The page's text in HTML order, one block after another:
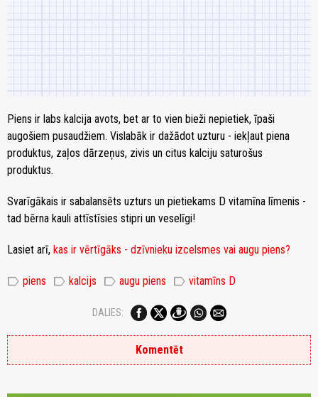
Piens ir labs kalcija avots, bet ar to vien bieži nepietiek, īpaši
augošiem pusaudžiem. Vislabāk ir dažādot uzturu - iekļaut piena
produktus, zaļos dārzeņus, zivis un citus kalciju saturošus
produktus.
Svarīgākais ir sabalansēts uzturs un pietiekams D vitamīna līmenis -
tad bērna kauli attīstīsies stipri un veselīgi!
Lasiet arī, kas ir vērtīgāks - dzīvnieku izcelsmes vai augu piens?
label piens label kalcijs label augu piens label vitamīns D
DALIES:
Komentēt